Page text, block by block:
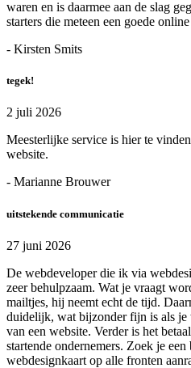
waren en is daarmee aan de slag
starters die meteen een goede
- Kirsten Smits
tegek!
2 juli 2026
Meesterlijke service is hier te
website.
- Marianne Brouwer
uitstekende communicatie
27 juni 2026
De webdeveloper die ik via
zeer behulpzaam. Wat je vraagt
mailtjes, hij neemt echt de tijd.
duidelijk, wat bijzonder fijn is als je
van een website. Verder is het
startende ondernemers. Zoek je
webdesignkaart op alle fronten